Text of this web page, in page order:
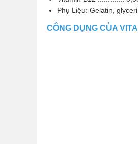
Phụ Liệu: Gelatin,
CÔNG DỤNG CỦA